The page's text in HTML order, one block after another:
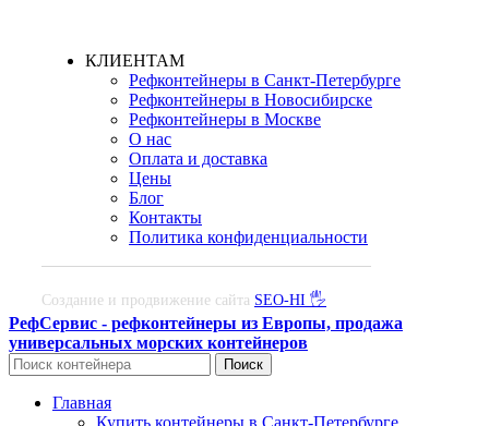
КЛИЕНТАМ
Рефконтейнеры в Санкт-Петербурге
Рефконтейнеры в Новосибирске
Рефконтейнеры в Москве
О нас
Оплата и доставка
Цены
Блог
Контакты
Политика конфиденциальности
Создание и продвижение сайта SEO-HI 🖐
РефСервис - рефконтейнеры из Европы, продажа
универсальных морских контейнеров
Поиск
Главная
Купить контейнеры в Санкт-Петербурге